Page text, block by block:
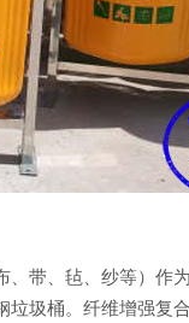
、带、毡、纱等）作
圾桶。纤维增强复